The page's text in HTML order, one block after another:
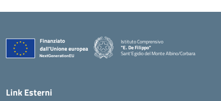
Istituto Comprensivo
"E. De Filippo"
Sant'Egidio del Monte Albino/Corbara
Link Esterni